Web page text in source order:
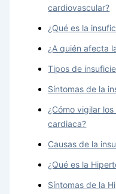
cardiovascular?
¿Qué es la
¿A quién afecta
Tipos de
Síntomas de la
¿Cómo vigilar
cardiaca?
Causas de la
¿Qué es la
Síntomas de la